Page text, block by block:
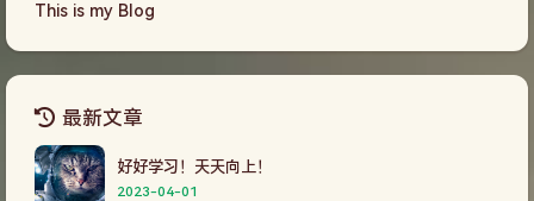
This is my Blog
最新文章
好好学习！天天向上！
2023-04-01